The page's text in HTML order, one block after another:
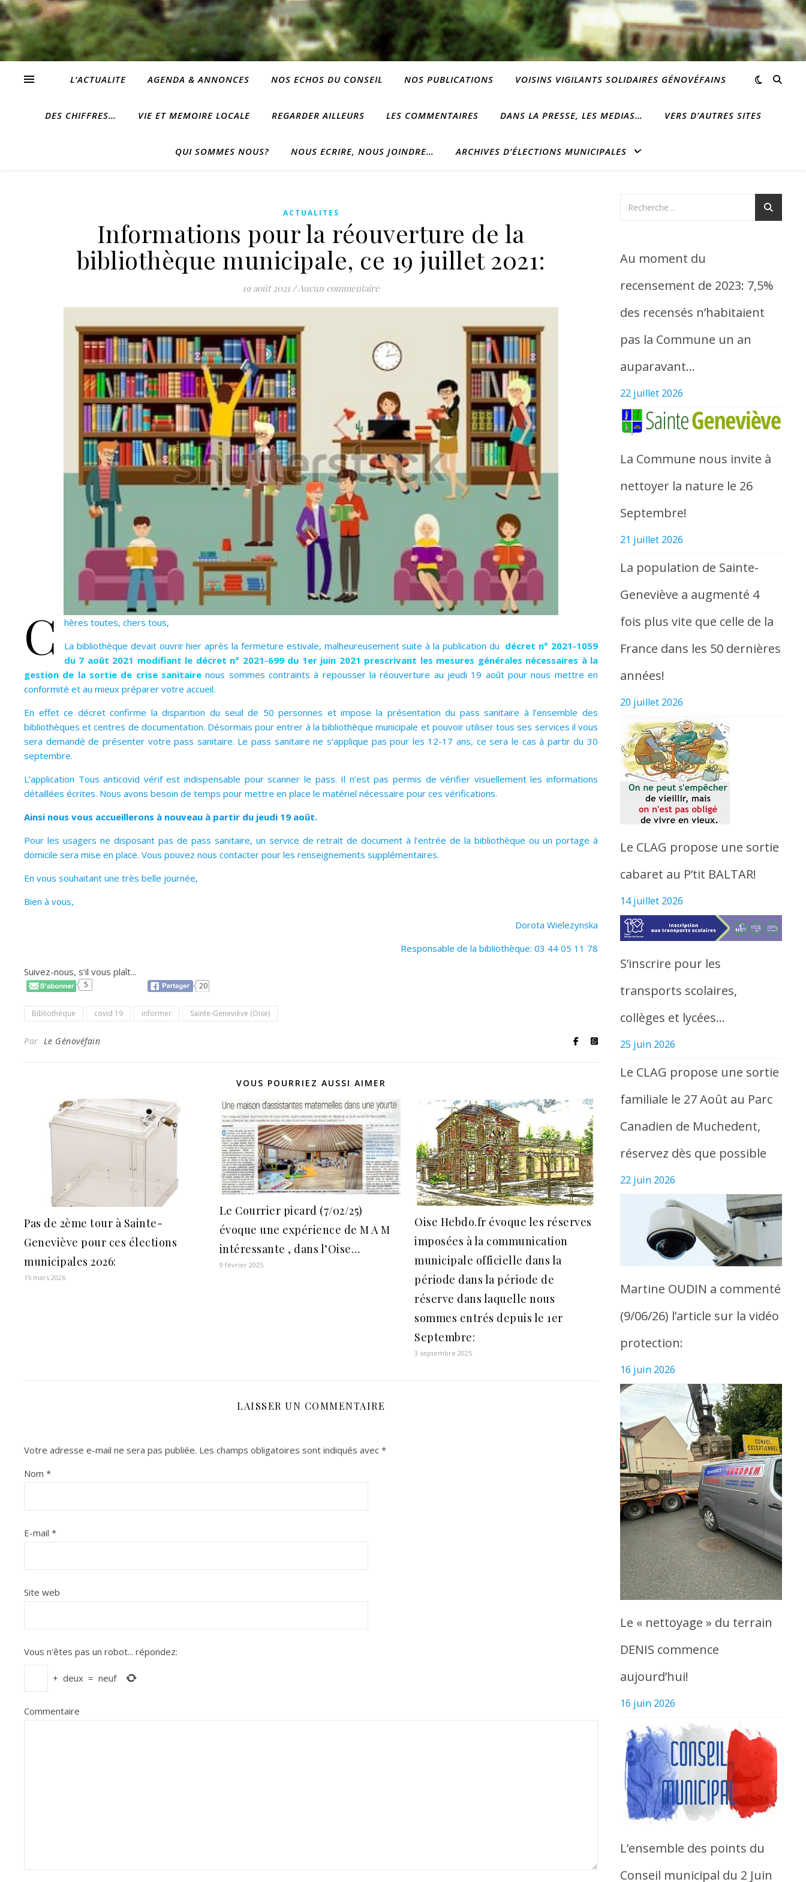
L’ACTUALITE AGENDA & ANNONCES NOS ECHOS DU CONSEIL NOS PUBLICATIONS VOISINS VIGILANTS SOLIDAIRES GÉNOVÉFAINS
DES CHIFFRES… VIE ET MEMOIRE LOCALE REGARDER AILLEURS LES COMMENTAIRES DANS LA PRESSE, LES MEDIAS… VERS D’AUTRES SITES
QUI SOMMES NOUS? NOUS ECRIRE, NOUS JOINDRE… ARCHIVES D’ÉLECTIONS MUNICIPALES
ACTUALITES
Informations pour la réouverture de la
bibliothèque municipale, ce 19 juillet 2021:
19 août 2021 /Aucun commentaire
C
hères toutes, chers tous,
La bibliothèque devait ouvrir hier après la fermeture estivale, malheureusement suite à la publication du décret n° 2021-1059
du 7 août 2021 modifiant le décret n° 2021-699 du 1er juin 2021 prescrivant les mesures générales nécessaires à la
gestion de la sortie de crise sanitaire nous sommes contraints à repousser la réouverture au jeudi 19 août pour nous mettre en
conformité et au mieux préparer votre accueil.
En effet ce décret confirme la disparition du seuil de 50 personnes et impose la présentation du pass sanitaire à l’ensemble des
bibliothèques et centres de documentation. Désormais pour entrer à la bibliothèque municipale et pouvoir utiliser tous ses services il vous
sera demandé de présenter votre pass sanitaire. Le pass sanitaire ne s’applique pas pour les 12-17 ans, ce sera le cas à partir du 30
septembre.
L’application Tous anticovid vérif est indispensable pour scanner le pass. Il n’est pas permis de vérifier visuellement les informations
détaillées écrites. Nous avons besoin de temps pour mettre en place le matériel nécessaire pour ces vérifications.
Ainsi nous vous accueillerons à nouveau à partir du jeudi 19 août.
Pour les usagers ne disposant pas de pass sanitaire, un service de retrait de document à l’entrée de la bibliothèque ou un portage à
domicile sera mise en place. Vous pouvez nous contacter pour les renseignements supplémentaires.
En vous souhaitant une très belle journée,
Bien à vous,
Dorota Wielezynska
Responsable de la bibliothèque: 03 44 05 11 78
Suivez-nous, s'il vous plaît...
5 20
Bibliothèque covid 19 informer Sainte-Geneviève (Oise)
Par Le Génovéfain
VOUS POURRIEZ AUSSI AIMER
Pas de 2ème tour à Sainte-
Geneviève pour ces élections
municipales 2026:
15 mars 2026
Le Courrier picard (7/02/25)
évoque une expérience de M A M
intéressante , dans l’Oise…
9 février 2025
Oise Hebdo.fr évoque les réserves
imposées à la communication
municipale officielle dans la
période dans la période de
réserve dans laquelle nous
sommes entrés depuis le 1er
Septembre:
3 septembre 2025
LAISSER UN COMMENTAIRE
Votre adresse e-mail ne sera pas publiée. Les champs obligatoires sont indiqués avec *
Nom *
E-mail *
Site web
Vous n'êtes pas un robot... répondez:
+ deux = neuf
Commentaire
Au moment du
recensement de 2023: 7,5%
des recensés n’habitaient
pas la Commune un an
auparavant…
22 juillet 2026
La Commune nous invite à
nettoyer la nature le 26
Septembre!
21 juillet 2026
La population de Sainte-
Geneviève a augmenté 4
fois plus vite que celle de la
France dans les 50 dernières
années!
20 juillet 2026
Le CLAG propose une sortie
cabaret au P’tit BALTAR!
14 juillet 2026
S’inscrire pour les
transports scolaires,
collèges et lycées…
25 juin 2026
Le CLAG propose une sortie
familiale le 27 Août au Parc
Canadien de Muchedent,
réservez dès que possible
22 juin 2026
Martine OUDIN a commenté
(9/06/26) l’article sur la vidéo
protection:
16 juin 2026
Le « nettoyage » du terrain
DENIS commence
aujourd’hui!
16 juin 2026
L’ensemble des points du
Conseil municipal du 2 Juin